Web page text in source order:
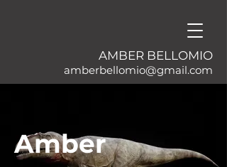
AMBER BELLOMIO
amberbellomio@gmail.com
Amber